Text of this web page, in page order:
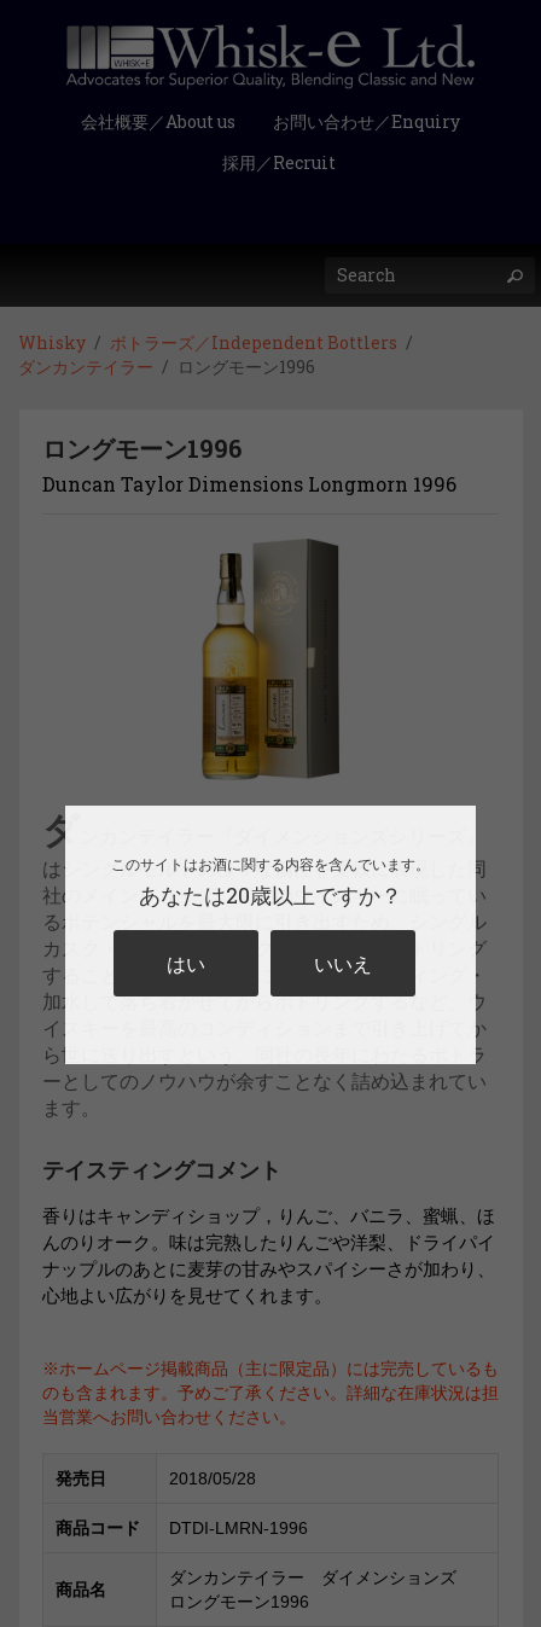
会社概要／About us
お問い合わせ／Enquiry
採用／Recruit
Whisky
ボトラーズ／Independent Bottlers
ダンカンテイラー
ロングモーン1996
ロングモーン1996
Duncan Taylor Dimensions Longmorn 1996
ダ
はシングルモルトの様々な個性を柔軟に表現した同
社のメインシリーズ。個々のウイスキーに眠ってい
るポテンシャルを最大限に引き出すため、シングル
カスク・カスクストレングスでそのままボトリング
することはもちろん、時には数樽をバッティング・
加水して落ち着かせてからボトリングするなど、ウ
イスキーを最高のコンディションまで引き上げてか
ら世に送り出すという、同社の長年にわたるボトラ
ーとしてのノウハウが余すことなく詰め込まれてい
ます。
テイスティングコメント
香りはキャンディショップ，りんご、バニラ、蜜蝋、ほ
んのりオーク。味は完熟したりんごや洋梨、ドライパイ
ナップルのあとに麦芽の甘みやスパイシーさが加わり、
心地よい広がりを見せてくれます。
※ホームページ掲載商品（主に限定品）には完売しているも
のも含まれます。予めご了承ください。詳細な在庫状況は担
当営業へお問い合わせください。
発売日 2018/05/28
商品コード DTDI-LMRN-1996
商品名
ダンカンテイラー ダイメンションズ
ロングモーン1996
このサイトはお酒に関する内容を含んでいます。
あなたは20歳以上ですか？
はい いいえ